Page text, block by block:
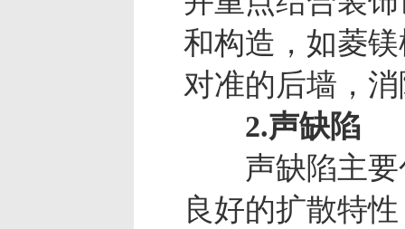
和构造，如菱
对准的后墙，
2.声缺陷
声缺陷主要包
良好的扩散特